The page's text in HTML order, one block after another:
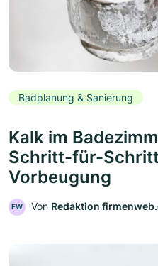
Badplanung & Sanierung
Kalk im
Schritt-für-
Vorbeugung
FW Von Redaktion